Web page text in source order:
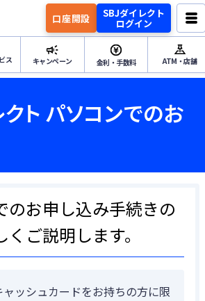
口座開設 SBJダイレクト
ログイン
ス
ためる・ふやすトップ
外貨預金
資産運用
つかうトップ
各種サービス
キャンペーン 金利・手数料 ATM・店舗
ト パソコンでのお
のお申し込み手続きの
ご説明します。
ッシュカードをお持ちの方に限